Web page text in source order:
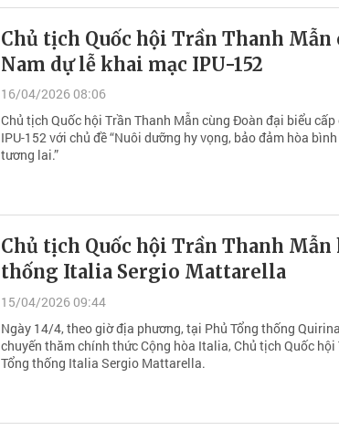
Chủ tịch Quốc hội Trần Thanh Mẫn
Nam dự lễ khai mạc IPU-152
16/04/2026 08:06
Chủ tịch Quốc hội Trần Thanh Mẫn cùng Đoàn đại biểu
IPU-152 với chủ đề “Nuôi dưỡng hy vọng, bảo đảm hòa
tương lai.”
Chủ tịch Quốc hội Trần Thanh
thống Italia Sergio Mattarella
15/04/2026 09:44
Ngày 14/4, theo giờ địa phương, tại Phủ Tổng thống
chuyến thăm chính thức Cộng hòa Italia, Chủ tịch Quốc
Tổng thống Italia Sergio Mattarella.